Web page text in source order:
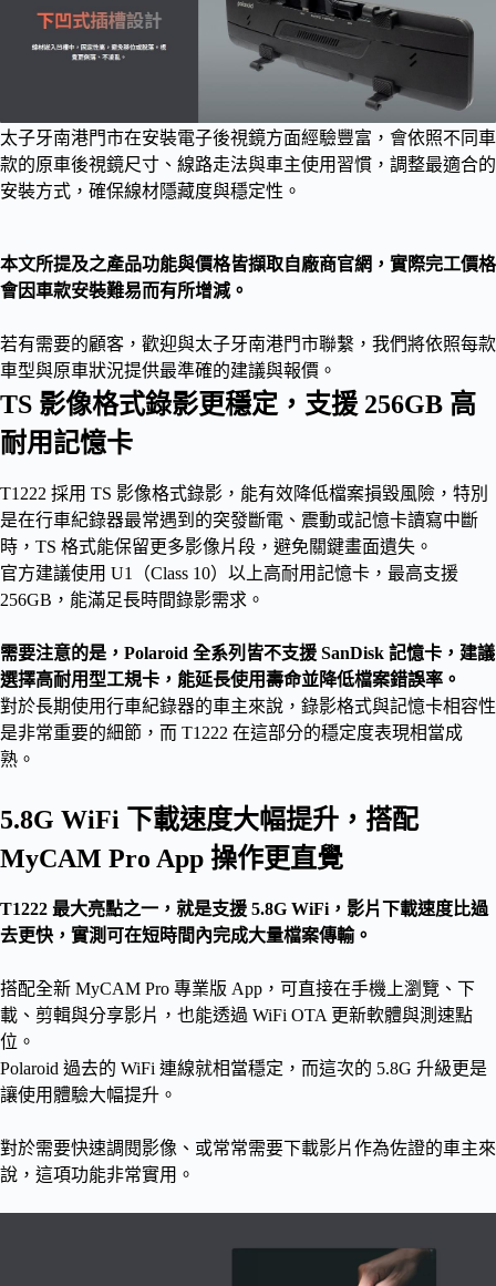
太子牙南港門市在安裝電子後視鏡方面經驗豐富，會依照不同車
款的原車後視鏡尺寸、線路走法與車主使用習慣，調整最適合的
安裝方式，確保線材隱藏度與穩定性。
本文所提及之產品功能與價格皆擷取自廠商官網，實際完工價格
會因車款安裝難易而有所增減。
若有需要的顧客，歡迎與太子牙南港門市聯繫，我們將依照每款
車型與原車狀況提供最準確的建議與報價。
TS 影像格式錄影更穩定，支援 256GB 高
耐用記憶卡
T1222 採用 TS 影像格式錄影，能有效降低檔案損毀風險，特別
是在行車紀錄器最常遇到的突發斷電、震動或記憶卡讀寫中斷
時，TS 格式能保留更多影像片段，避免關鍵畫面遺失。
官方建議使用 U1（Class 10）以上高耐用記憶卡，最高支援
256GB，能滿足長時間錄影需求。
需要注意的是，Polaroid 全系列皆不支援 SanDisk 記憶卡，建議
選擇高耐用型工規卡，能延長使用壽命並降低檔案錯誤率。
對於長期使用行車紀錄器的車主來說，錄影格式與記憶卡相容性
是非常重要的細節，而 T1222 在這部分的穩定度表現相當成
熟。
5.8G WiFi 下載速度大幅提升，搭配
MyCAM Pro App 操作更直覺
T1222 最大亮點之一，就是支援 5.8G WiFi，影片下載速度比過
去更快，實測可在短時間內完成大量檔案傳輸。
搭配全新 MyCAM Pro 專業版 App，可直接在手機上瀏覽、下
載、剪輯與分享影片，也能透過 WiFi OTA 更新軟體與測速點
位。
Polaroid 過去的 WiFi 連線就相當穩定，而這次的 5.8G 升級更是
讓使用體驗大幅提升。
對於需要快速調閱影像、或常常需要下載影片作為佐證的車主來
說，這項功能非常實用。